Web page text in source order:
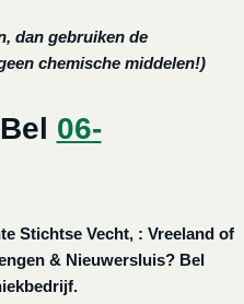
dan gebruiken de
chemische middelen!)
06-
Stichtse Vecht, : Vreeland of
& Nieuwersluis? Bel